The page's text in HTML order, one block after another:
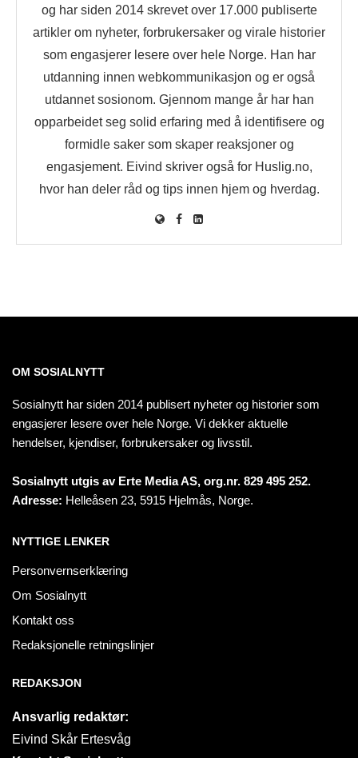
og har siden 2014 skrevet over 17.000 publiserte
artikler om nyheter, forbrukersaker og virale historier
som engasjerer lesere over hele Norge. Han har
utdanning innen webkommunikasjon og er også
utdannet sosionom. Gjennom mange år har han
opparbeidet seg solid erfaring med å identifisere og
formidle saker som skaper reaksjoner og
engasjement. Eivind skriver også for Huslig.no,
hvor han deler råd og tips innen hjem og hverdag.
OM SOSIALNYTT
Sosialnytt har siden 2014 publisert nyheter og historier som
engasjerer lesere over hele Norge. Vi dekker aktuelle
hendelser, kjendiser, forbrukersaker og livsstil.
Sosialnytt utgis av Erte Media AS, org.nr. 829 495 252.
Adresse: Helleåsen 23, 5915 Hjelmås, Norge.
NYTTIGE LENKER
Personvernserklæring
Om Sosialnytt
Kontakt oss
Redaksjonelle retningslinjer
REDAKSJON
Ansvarlig redaktør:
Eivind Skår Ertesvåg